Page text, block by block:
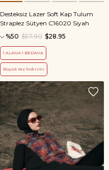
Desteksiz Lazer Soft Kap Tulum
Straplez Sütyen C16020 Siyah
%50
$28.95
$57.90
1 ALANA 1 BEDAVA
Büyük Yaz İndirimi